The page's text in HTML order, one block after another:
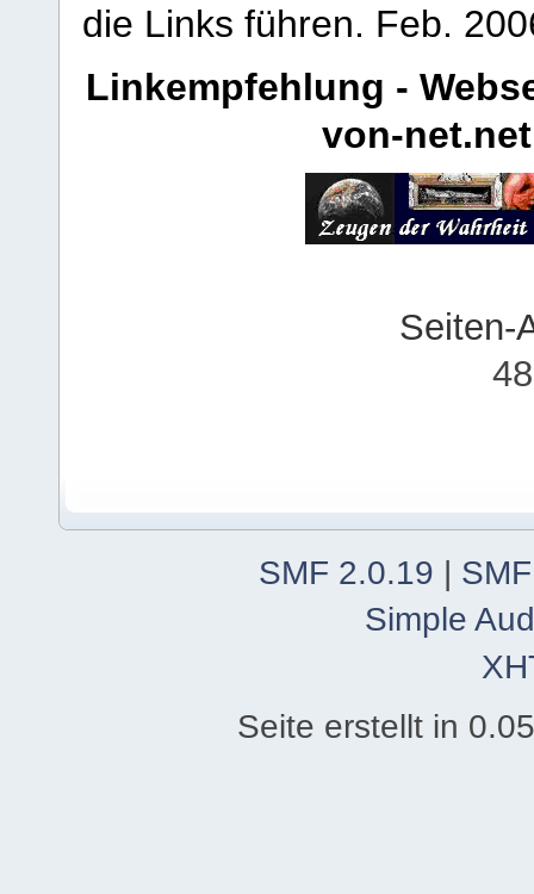
die Links führen. Feb.
Linkempfehlung -
von-net.net
Seiten-
SMF 2.0.19 |
Simple
Seite erstellt in